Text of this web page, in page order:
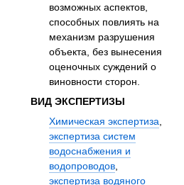
возможных аспектов,
способных повлиять на
механизм разрушения
объекта, без вынесения
оценочных суждений о
виновности сторон.
ВИД ЭКСПЕРТИЗЫ
Химическая экспертиза,
экспертиза систем
водоснабжения и
водопроводов,
экспертиза водяного